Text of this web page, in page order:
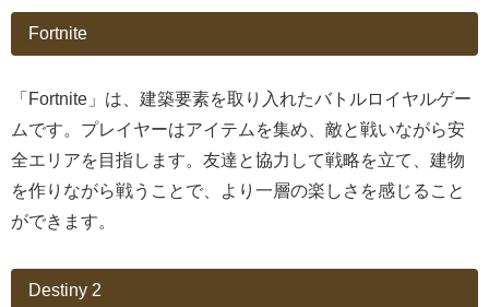
Fortnite
「Fortnite」は、建築要素を取り入れたバトルロイヤルゲー
ムです。プレイヤーはアイテムを集め、敵と戦いながら安
全エリアを目指します。友達と協力して戦略を立て、建物
を作りながら戦うことで、より一層の楽しさを感じること
ができます。
Destiny 2